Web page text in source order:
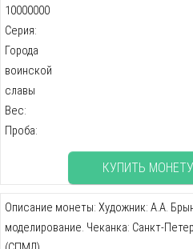
10000000
Серия:
Города
воинской
славы
Вес:
Проба:
КУПИТЬ МОНЕТУ
Описание монеты: Художник: А.А.
моделирование. Чеканка: Санкт-